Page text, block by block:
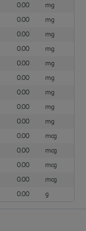
0.00
mg
0.00
mg
0.00
mg
0.00
mg
0.00
mg
0.00
mg
0.00
mg
0.00
mg
0.00
mg
0.00
mcg
0.00
mcg
0.00
mcg
0.00
mcg
0.00 g